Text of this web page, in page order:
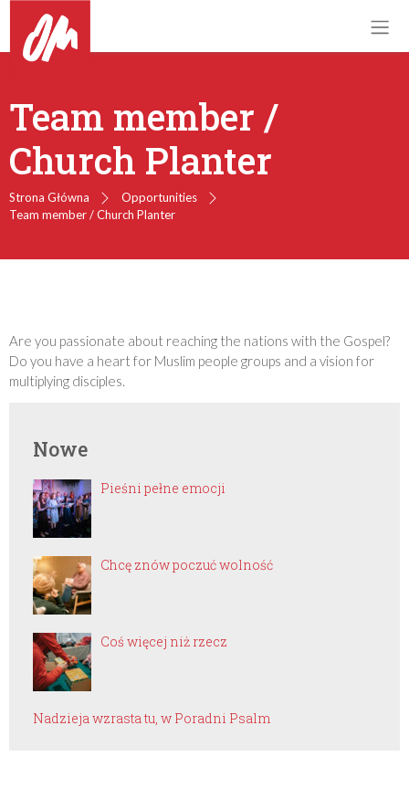
Team member /
Church Planter
Strona Główna
Opportunities
Team member / Church Planter
Are you passionate about reaching the nations with the Gospel?
Do you have a heart for Muslim people groups and a vision for
multiplying disciples.
Nowe
Pieśni pełne emocji
Chcę znów poczuć wolność
Coś więcej niż rzecz
Nadzieja wzrasta tu, w Poradni Psalm